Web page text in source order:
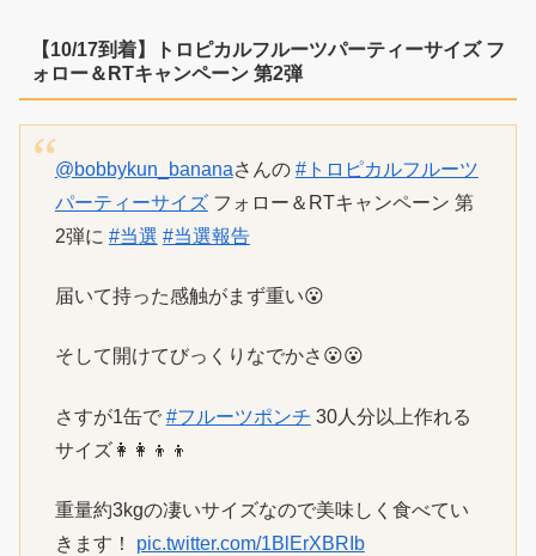
【10/17到着】トロピカルフルーツパーティーサイズ フ
ォロー＆RTキャンペーン 第2弾
@bobbykun_bananaさんの #トロピカルフルーツ
パーティーサイズフォロー＆RTキャンペーン 第
2弾に #当選 #当選報告
届いて持った感触がまず重い😮
そして開けてびっくりなでかさ😮😮
さすが1缶で #フルーツポンチ 30人分以上作れる
サイズ👩‍👩‍👦‍👦
重量約3kgの凄いサイズなので美味しく食べてい
きます！ pic.twitter.com/1BlErXBRIb